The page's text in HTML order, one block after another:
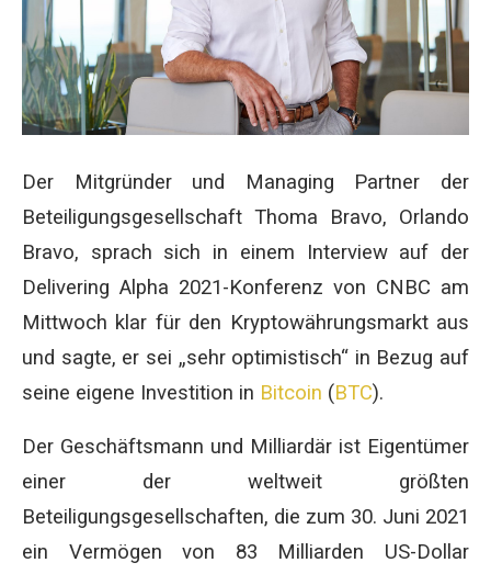
Der Mitgründer und Managing Partner der
Beteiligungsgesellschaft Thoma Bravo, Orlando
Bravo, sprach sich in einem Interview auf der
Delivering Alpha 2021-Konferenz von CNBC am
Mittwoch klar für den Kryptowährungsmarkt aus
und sagte, er sei „sehr optimistisch“ in Bezug auf
seine eigene Investition in Bitcoin (BTC).
Der Geschäftsmann und Milliardär ist Eigentümer
einer der weltweit größten
Beteiligungsgesellschaften, die zum 30. Juni 2021
ein Vermögen von 83 Milliarden US-Dollar